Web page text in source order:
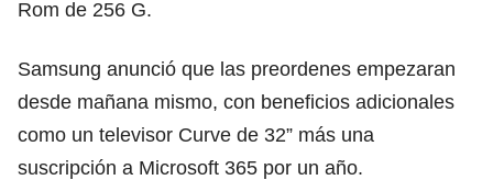
Rom de 256 G.
Samsung anunció que las preordenes empezaran
desde mañana mismo, con beneficios adicionales
como un televisor Curve de 32” más una
suscripción a Microsoft 365 por un año.